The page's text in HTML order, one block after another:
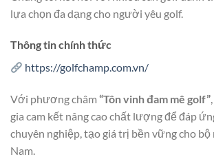
lựa chọn đa dạng cho người yêu golf.
Thông tin chính thức
https://golfchamp.com.vn/
Với phương châm “Tôn vinh đam mê golf”
gia cam kết nâng cao chất lượng để đáp
chuyên nghiệp, tạo giá trị bền vững cho
Nam.